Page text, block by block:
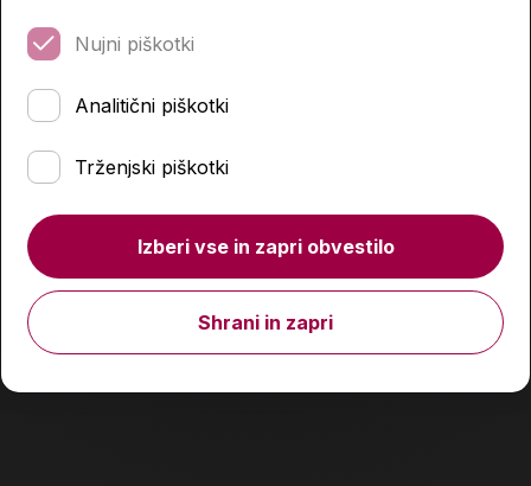
0,99 €
Količina
Podobni izdelki
Nujni piškotki
Analitični piškotki
Trženjski piškotki
Izberi vse in zapri obvestilo
Shrani in zapri